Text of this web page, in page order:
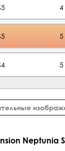
4
5
5
Neptunia